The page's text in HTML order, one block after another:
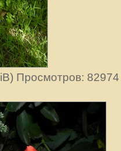
Просмотров: 82974